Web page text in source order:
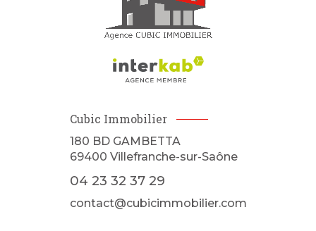
Cubic Immobilier
180 BD GAMBETTA
69400 Villefranche-sur-Saône
04 23 32 37 29
contact@cubicimmobilier.com